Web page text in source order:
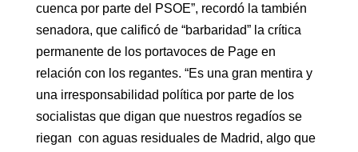
cuenca por parte del PSOE”, recordó la también
senadora, que calificó de “barbaridad” la crítica
permanente de los portavoces de Page en
relación con los regantes. “Es una gran mentira y
una irresponsabilidad política por parte de los
socialistas que digan que nuestros regadíos se
riegan con aguas residuales de Madrid, algo que